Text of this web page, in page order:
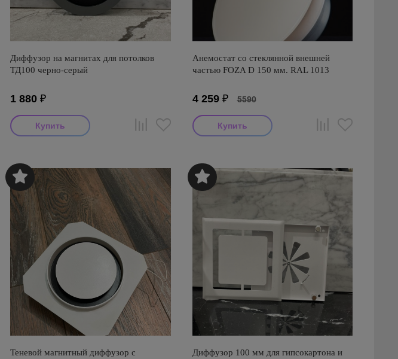
Диффузор на магнитах для потолков
ТД100 черно-серый
1 880 ₽
Анемостат со стеклянной внешней
частью FOZA D 150 мм. RAL 1013
4 259₽ 5590
Теневой магнитный диффузор с
Диффузор 100 мм для гипсокартона и